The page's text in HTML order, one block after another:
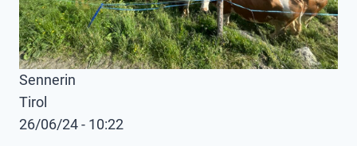
Sennerin
Tirol
26/06/24 - 10:22